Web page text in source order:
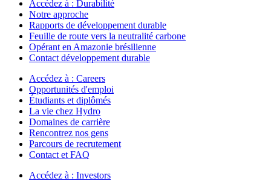
Accédez à : Durabilité
Notre approche
Rapports de développement durable
Feuille de route vers la neutralité carbone
Opérant en Amazonie brésilienne
Contact développement durable
Accédez à : Careers
Opportunités d'emploi
Étudiants et diplômés
La vie chez Hydro
Domaines de carrière
Rencontrez nos gens
Parcours de recrutement
Contact et FAQ
Accédez à : Investors